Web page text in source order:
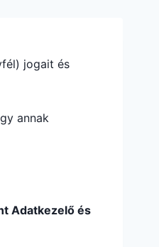
jogait és
annak
Adatkezelő és